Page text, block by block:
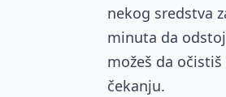
nekog sredstva
minuta da
možeš da
čekanju.